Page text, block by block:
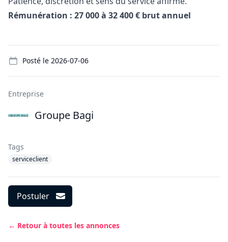
Rémunération : 27 000 à 32 400 € brut annuel
Posté le 2026-07-06
Entreprise
Groupe Bagi
Tags
serviceclient
Postuler
← Retour à toutes les annonces